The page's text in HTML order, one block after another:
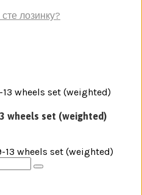
лозинку?
wheels set (weighted)
wheels set (weighted)